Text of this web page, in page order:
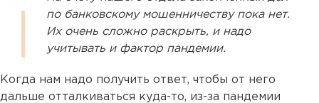
по банковскому мошенничеству пока нет.
Их очень сложно раскрыть, и надо
учитывать и фактор пандемии.
Когда нам надо получить ответ, чтобы от него
дальше отталкиваться куда-то, из-за пандемии